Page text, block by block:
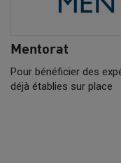
Mentorat
Pour bénéficier des
déjà établies sur place